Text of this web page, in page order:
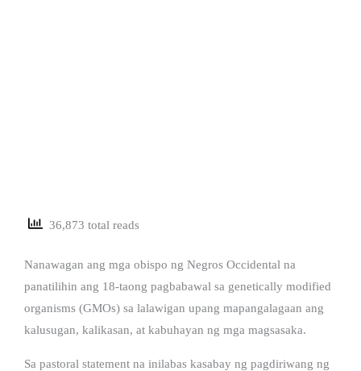
36,873 total reads
Nanawagan ang mga obispo ng Negros Occidental na
panatilihin ang 18-taong pagbabawal sa genetically modified
organisms (GMOs) sa lalawigan upang mapangalagaan ang
kalusugan, kalikasan, at kabuhayan ng mga magsasaka.
Sa pastoral statement na inilabas kasabay ng pagdiriwang ng